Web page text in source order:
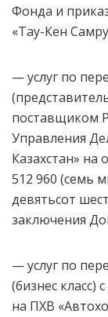
Фонда и
«Тау-Кен
— услуг по
поставщиком
Управления
Казахстан»
512 960 (семь
девятьсот
заключения
— услуг по
(бизнес
на ПХВ